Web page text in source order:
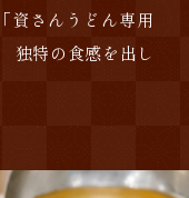
「資さんうどん専用
独特の食感を出し